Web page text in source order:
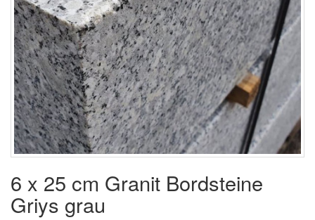
6 x 25 cm Granit Bordsteine
Griys grau